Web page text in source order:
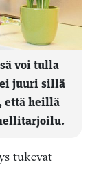
voi tulla
juuri sillä
että heillä
tukevat